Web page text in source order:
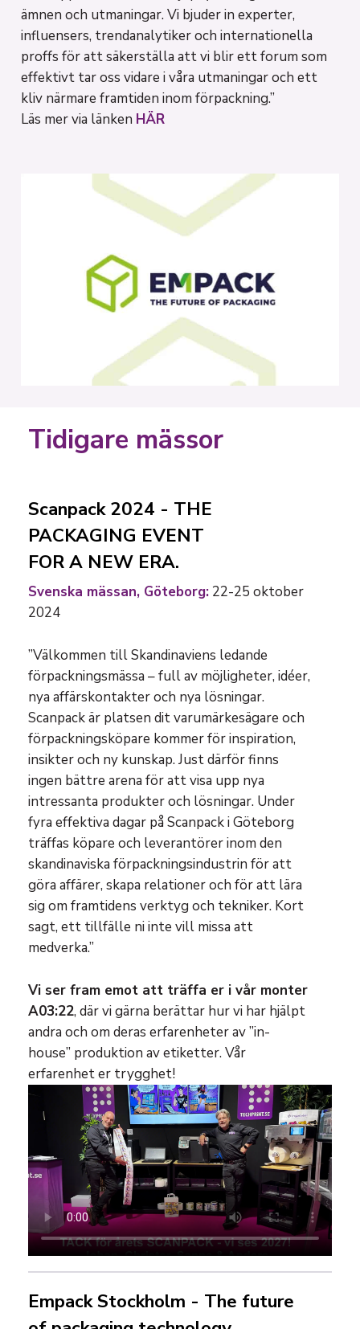
ämnen och utmaningar. Vi bjuder in experter,
influensers, trendanalytiker och internationella
proffs för att säkerställa att vi blir ett forum som
effektivt tar oss vidare i våra utmaningar och ett
kliv närmare framtiden inom förpackning.”
Läs mer via länken HÄR
Tidigare mässor
Scanpack 2024 - THE
PACKAGING EVENT
FOR A NEW ERA.
Svenska mässan, Göteborg: 22-25 oktober
2024
”Välkommen till Skandinaviens ledande
förpackningsmässa – full av möjligheter, idéer,
nya affärskontakter och nya lösningar.
Scanpack är platsen dit varumärkesägare och
förpackningsköpare kommer för inspiration,
insikter och ny kunskap. Just därför finns
ingen bättre arena för att visa upp nya
intressanta produkter och lösningar. Under
fyra effektiva dagar på Scanpack i Göteborg
träffas köpare och leverantörer inom den
skandinaviska förpackningsindustrin för att
göra affärer, skapa relationer och för att lära
sig om framtidens verktyg och tekniker. Kort
sagt, ett tillfälle ni inte vill missa att
medverka.”
Vi ser fram emot att träffa er i vår monter
A03:22, där vi gärna berättar hur vi har hjälpt
andra och om deras erfarenheter av ”in-
house” produktion av etiketter. Vår
erfarenhet er trygghet!
Empack Stockholm - The future